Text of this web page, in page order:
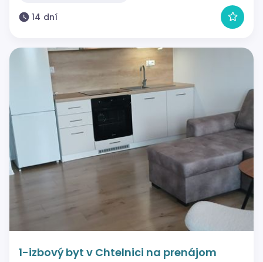
14 dní
1-izbový byt v Chtelnici na prenájom